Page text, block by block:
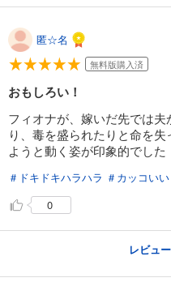
匿☆名
無料版購入済
おもしろい！
フィオナが、嫁いだ先では
り、毒を盛られたりと命を
ようと動く姿が印象的でした
＃ドキドキハラハラ ＃カッコいい
0
レビュ